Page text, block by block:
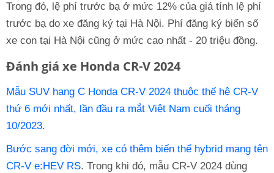
Trong đó, lệ phí trước bạ ở mức 12% của giá tính lệ phí
trước bạ do xe đăng ký tại Hà Nội. Phí đăng ký biển số
xe con tại Hà Nội cũng ở mức cao nhất - 20 triệu đồng.
Đánh giá xe Honda CR-V 2024
Mẫu SUV hạng C Honda CR-V 2024 thuộc thế hệ CR-V
thứ 6 mới nhất, lần đầu ra mắt Việt Nam cuối tháng
10/2023.
Bước sang đời mới, xe có thêm biến thể hybrid mang tên
CR-V e:HEV RS. Trong khi đó, mẫu CR-V 2024 dùng